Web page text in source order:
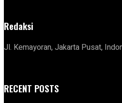
Redaksi
Jl. Kemayoran, Jakarta Pusat,
RECENT POSTS